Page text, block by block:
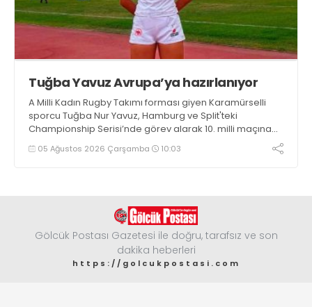
Tuğba Yavuz Avrupa’ya hazırlanıyor
A Milli Kadın Rugby Takımı forması giyen Karamürselli
sporcu Tuğba Nur Yavuz, Hamburg ve Split'teki
Championship Serisi’nde görev alarak 10. milli maçına
çıkma eşiğini geride bıraktı
05 Ağustos 2026 Çarşamba 10:03
Gölcük Postası Gazetesi ile doğru, tarafsız ve son
dakika heberleri
https://golcukpostasi.com